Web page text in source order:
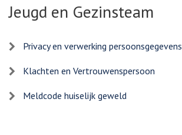
Jeugd en Gezinsteam
Privacy en verwerking persoonsgegevens
Klachten en Vertrouwenspersoon
Meldcode huiselijk geweld